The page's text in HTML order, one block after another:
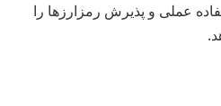
عملی و پذیرش رمزارزها را